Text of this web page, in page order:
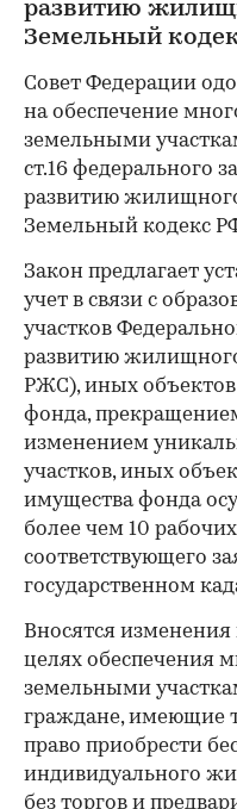
развитию
Земельный
Совет Федерации
на обеспечение
земельными
ст.16 федерального
развитию
Земельный кодекс
Закон предлагает
учет в связи с
участков
развитию
РЖС), иных
фонда,
изменением
участков, иных
имущества фонда
более чем 10
соответствующего
государственном
Вносятся
целях обеспечения
земельными
граждане, имеющие
право приобрести
индивидуального
без торгов и